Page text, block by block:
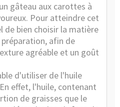
gâteau aux carottes à
Pour atteindre cet
de bien choisir la matière
afin de
agréable et un goût
d'utiliser de l'huile
En effet, l'huile, contenant
de graisses que le